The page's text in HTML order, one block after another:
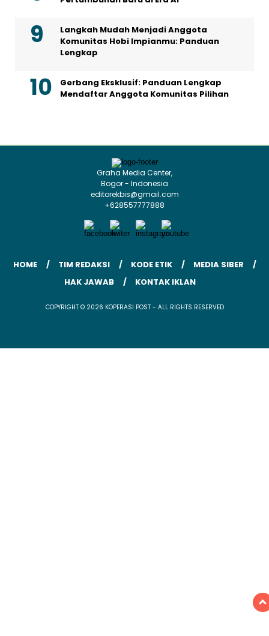
Langkah Mudah Menjadi Anggota
Komunitas Hobi Impianmu: Panduan
Lengkap
Gerbang Eksklusif: Panduan Lengkap
Mendaftar Anggota Komunitas Pilihan
Graha Media Center,
Bogor - Indonesia
editorekbis@gmail.com
+628557777888
HOME TIM REDAKSI KODE ETIK
MEDIA SIBER
HAK JAWAB
KONTAK IKLAN
COPYRIGHT © 2026 KOPERASI POST - ALL RIGHTS RESERVED